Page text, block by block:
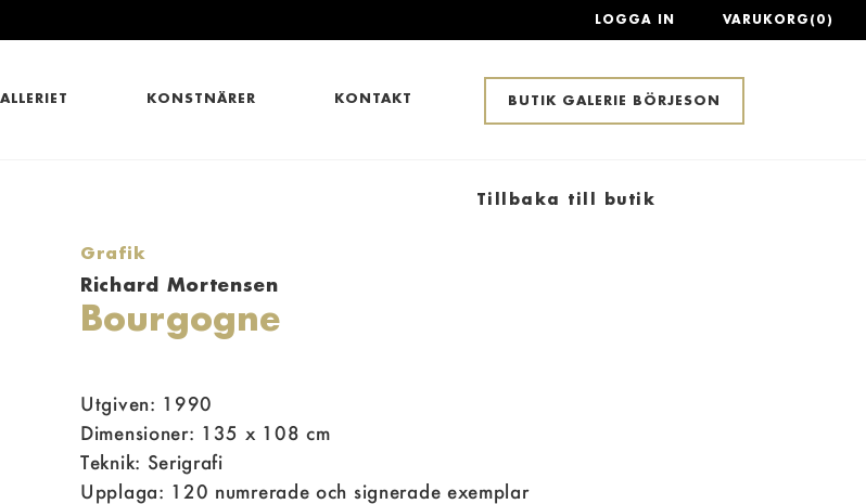
LOGGA IN VARUKORG(0)
KONSTNÄRER KONTAKT BUTIK GALERIE BÖRJESON
Tillbaka till butik
Grafik
Richard Mortensen
Bourgogne
Utgiven: 1990
Dimensioner: 135 x 108 cm
Teknik: Serigrafi
Upplaga: 120 numrerade och signerade exemplar